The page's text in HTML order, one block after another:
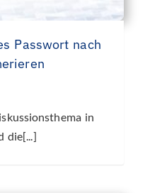
Passwort nach
in
die[...]